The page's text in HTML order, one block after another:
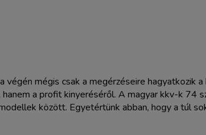
mégis csak a megérzéseire hagyatkozik
a profit kinyeréséről. A magyar kkv-k
között. Egyetértünk abban, hogy a túl